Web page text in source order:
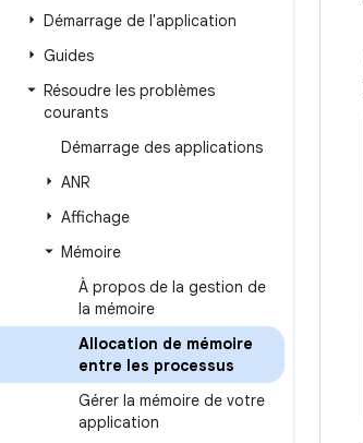
Démarrage de l'application
Guides
Résoudre les problèmes
courants
Démarrage des applications
ANR
Affichage
Mémoire
À propos de la gestion de
la mémoire
Allocation de mémoire
entre les processus
Gérer la mémoire de votre
application